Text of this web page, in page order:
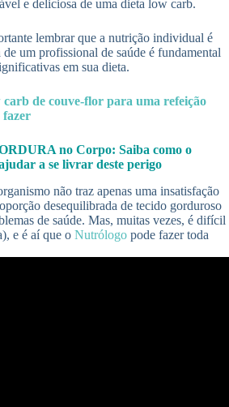
e deliciosa de uma dieta low carb.
lembrar que a nutrição individual é
um profissional de saúde é fundamental
em sua dieta.
de couve-flor para uma refeição
fazer
no Corpo: Saiba como o
a se livrar deste perigo
não traz apenas uma insatisfação
desequilibrada de tecido gorduroso
de saúde. Mas, muitas vezes, é difícil
e é aí que o Nutrólogo pode fazer toda